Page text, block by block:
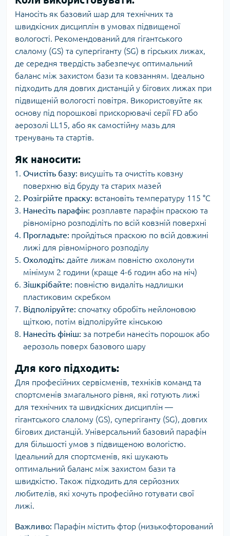
Наносіть як базовий шар для технічних та
швидкісних дисциплін в умовах підвищеної
вологості. Рекомендований для гігантського
слалому (GS) та супергіганту (SG) в гірських лижах,
де середня твердість забезпечує оптимальний
баланс між захистом бази та ковзанням. Ідеально
підходить для довгих дистанцій у бігових лижах при
підвищеній вологості повітря. Використовуйте як
основу під порошкові прискорювачі серії FD або
аерозолі LL15, або як самостійну мазь для
тренувань та стартів.
Як наносити:
Очистіть базу: висушіть та очистіть ковзну
поверхню від бруду та старих мазей
Розігрійте праску: встановіть температуру 115 °C
Нанесіть парафін: розплавте парафін праскою та
рівномірно розподіліть по всій ковзній поверхні
Прогладьте: пройдіться праскою по всій довжині
лижі для рівномірного розподілу
Охолодіть: дайте лижам повністю охолонути
мінімум 2 години (краще 4-6 годин або на ніч)
Зішкрібайте: повністю видаліть надлишки
пластиковим скребком
Відполіруйте: спочатку обробіть нейлоновою
щіткою, потім відполіруйте кінською
Нанесіть фініш: за потреби нанесіть порошок або
аерозоль поверх базового шару
Для кого підходить:
Для професійних сервісменів, техніків команд та
спортсменів змагального рівня, які готують лижі
для технічних та швидкісних дисциплін —
гігантського слалому (GS), супергіганту (SG), довгих
бігових дистанцій. Універсальний базовий парафін
для більшості умов з підвищеною вологістю.
Ідеальний для спортсменів, які шукають
оптимальний баланс між захистом бази та
швидкістю. Також підходить для серйозних
любителів, які хочуть професійно готувати свої
лижі.
Важливо: Парафін містить фтор (низькофторований